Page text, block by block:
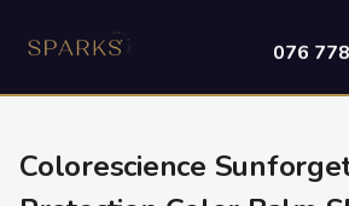
076
Colorescience